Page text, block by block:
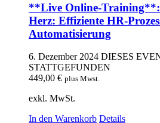
**Live Online-
Herz: Effiziente HR-
Automatisierung
6. Dezember 2024 DIESES
STATTGEFUNDEN
449,00 € plus Mwst.
exkl. MwSt.
In den Warenkorb Details